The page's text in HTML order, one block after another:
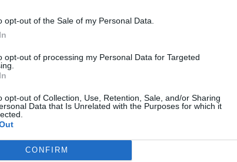
opt-out of the Sale of my Personal Data.
opt-out of processing my Personal Data for Targeted
opt-out of Collection, Use, Retention, Sale, and/or Sharing
Data that Is Unrelated with the Purposes for which it
CONFIRM
kultúrákban számos rovarkártevő
Ugyanakkor, mint rámutattak, az
más rovarokhoz képest
és ebben az esetben sem
a globális klímaváltozásra vagy a helyi
e vissza. E kérdésre kereste a
Intézetének (NÖVI) Samu Ferenc vezette
Táj és Természetvédelmi Ökológiai